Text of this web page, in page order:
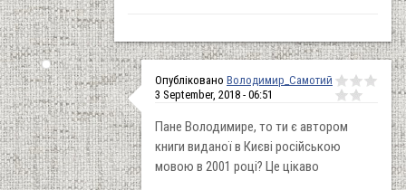
Опубліковано Володимир_Самотий
3 September, 2018 - 06:51
Пане Володимире, то ти є автором
книги виданої в Києві російською
мовою в 2001 році? Це цікаво